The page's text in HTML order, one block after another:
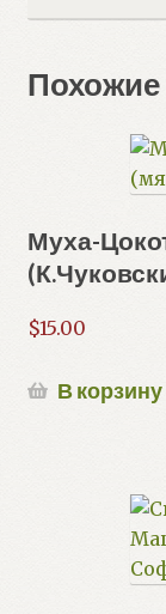
Муха-
$15.00
В корзину